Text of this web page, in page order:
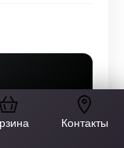
Контакты